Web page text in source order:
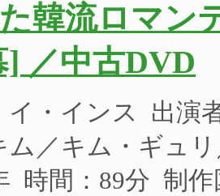
韓流ロマン
] ／中古DVD
イ・インス 出演
ム／キム・ギュ
時間：89分 制